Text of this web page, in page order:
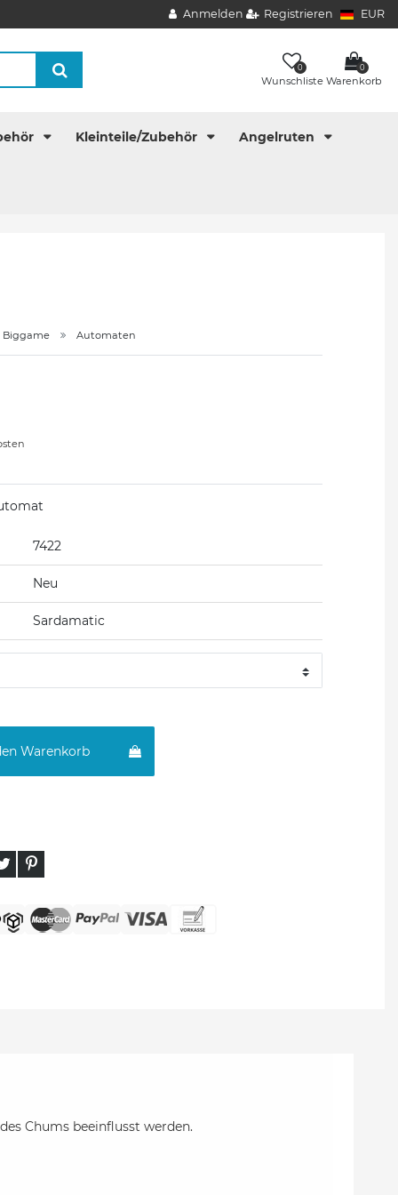
Anmelden Registrieren EUR
0
Wunschliste
0
Warenkorb
Kleinteile/Zubehör Angelruten
Biggame Automaten
7422
Neu
Sardamatic
Warenkorb
Chums beeinflusst werden.